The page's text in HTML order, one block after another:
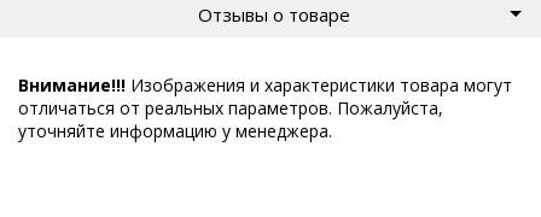
Отзывы о товаре
Внимание!!! Изображения и характеристики товара могут
отличаться от реальных параметров. Пожалуйста,
уточняйте информацию у менеджера.